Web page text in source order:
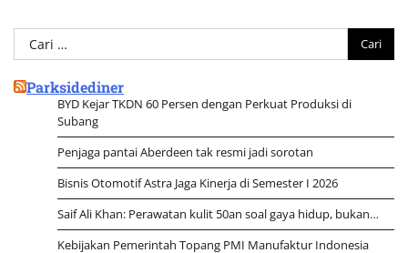
Cari
untuk:
Parksidediner
BYD Kejar TKDN 60 Persen dengan Perkuat Produksi di
Subang
Penjaga pantai Aberdeen tak resmi jadi sorotan
Bisnis Otomotif Astra Jaga Kinerja di Semester I 2026
Saif Ali Khan: Perawatan kulit 50an soal gaya hidup, bukan…
Kebijakan Pemerintah Topang PMI Manufaktur Indonesia